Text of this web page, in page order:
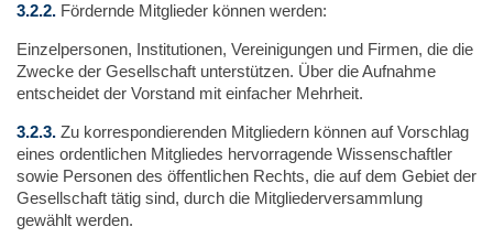
3.2.2. Fördernde Mitglieder können werden:
Einzelpersonen, Institutionen, Vereinigungen und Firmen, die die
Zwecke der Gesellschaft unterstützen. Über die Aufnahme
entscheidet der Vorstand mit einfacher Mehrheit.
3.2.3. Zu korrespondierenden Mitgliedern können auf Vorschlag
eines ordentlichen Mitgliedes hervorragende Wissenschaftler
sowie Personen des öffentlichen Rechts, die auf dem Gebiet der
Gesellschaft tätig sind, durch die Mitgliederversammlung
gewählt werden.